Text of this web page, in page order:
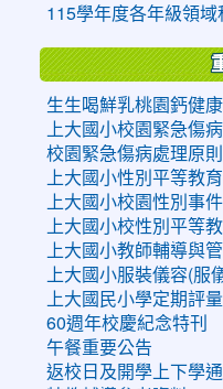
115學年度各年級領
生生喝鮮乳桃園鈣健康
上大國小校園緊急傷
校園緊急傷病處理原則
上大國小性別平等教
上大國小校園性別事
上大國小校性別平等
上大國小教師輔導與
上大國小服裝儀容(服
上大國民小學定期評
60週年校慶紀念特刊
午餐重要公告
返校日及開學上下學